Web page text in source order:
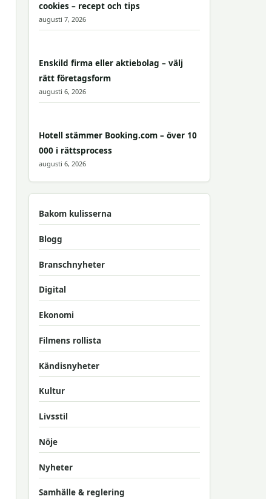
cookies – recept och tips
augusti 7, 2026
Enskild firma eller aktiebolag – välj
rätt företagsform
augusti 6, 2026
Hotell stämmer Booking.com – över 10
000 i rättsprocess
augusti 6, 2026
Bakom kulisserna
Blogg
Branschnyheter
Digital
Ekonomi
Filmens rollista
Kändisnyheter
Kultur
Livsstil
Nöje
Nyheter
Samhälle & reglering